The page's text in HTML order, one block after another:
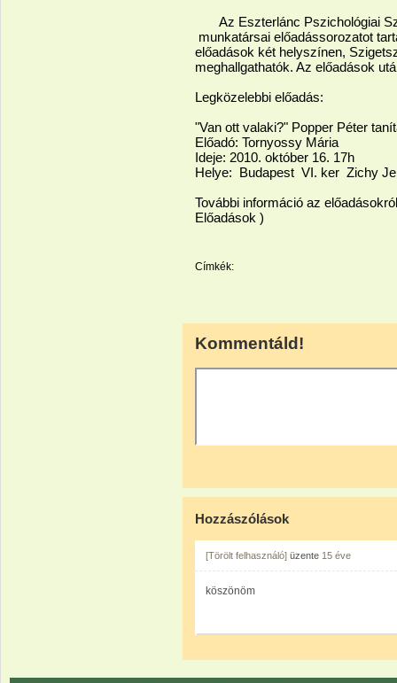
Az Eszterlánc Pszichológiai
munkatársai előadássorozatot
előadások két helyszínen,
meghallgathatók. Az előadások
Legközelebbi előadás:
"Van ott valaki?" Popper Péter
Előadó: Tornyossy Mária
Ideje: 2010. október 16. 17h
Helye: Budapest VI. ker Zichy
További információ az
Előadások )
Címkék:
Kommentáld!
Hozzászólások
[Törölt felhasználó] üzente 15 éve
köszönöm